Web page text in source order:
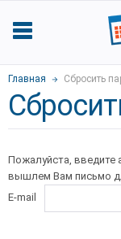
Главная Сбросить
Пожалуйста, введите
вышлем Вам письмо
E-mail